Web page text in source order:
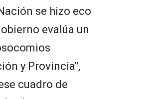
se hizo eco
evalúa un
y Provincia",
cuadro de